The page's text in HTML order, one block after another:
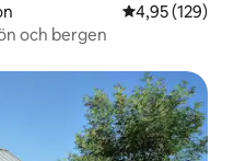
4,95 av 5 i
4,95 (129)
och bergen